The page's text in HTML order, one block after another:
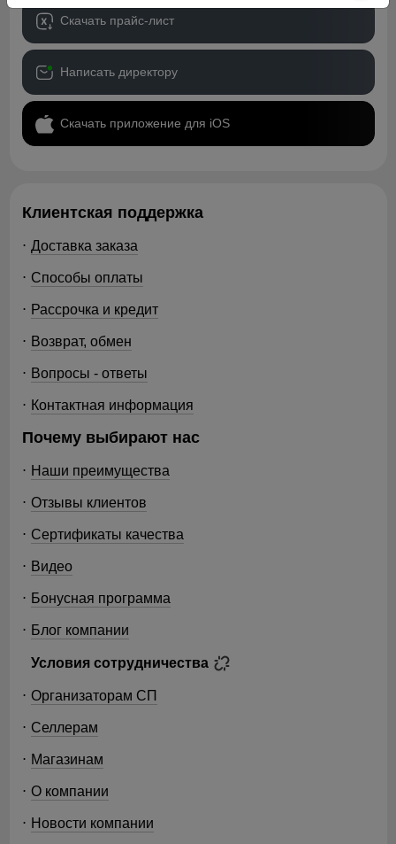
Скачать прайс-лист
Написать директору
Скачать приложение для iOS
Клиентская поддержка
Доставка заказа
Способы оплаты
Рассрочка и кредит
Возврат, обмен
Вопросы - ответы
Контактная информация
Почему выбирают нас
Наши преимущества
Отзывы клиентов
Сертификаты качества
Видео
Бонусная программа
Блог компании
Условия сотрудничества
Организаторам СП
Селлерам
Магазинам
О компании
Новости компании